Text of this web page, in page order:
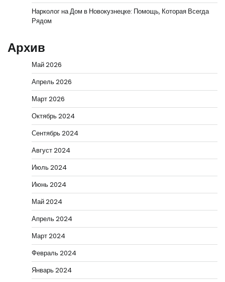
Нарколог на Дом в Новокузнецке: Помощь, Которая Всегда
Рядом
Архив
Май 2026
Апрель 2026
Март 2026
Октябрь 2024
Сентябрь 2024
Август 2024
Июль 2024
Июнь 2024
Май 2024
Апрель 2024
Март 2024
Февраль 2024
Январь 2024